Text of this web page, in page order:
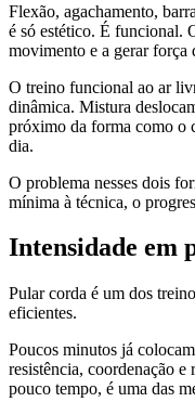
Flexão, agachamento,
é só estético. É funcional.
movimento e a gerar força
O treino funcional ao ar
dinâmica. Mistura
próximo da forma como o
dia.
O problema nesses dois
mínima à técnica, o
Intensidade em
Pular corda é um dos
eficientes.
Poucos minutos já
resistência, coordenação
pouco tempo, é uma das